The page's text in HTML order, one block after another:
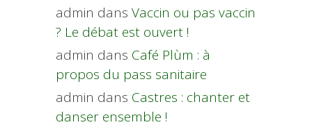
admin dans Vaccin ou pas vaccin
? Le débat est ouvert !
admin dans Café Plùm : à
propos du pass sanitaire
admin dans Castres : chanter et
danser ensemble !